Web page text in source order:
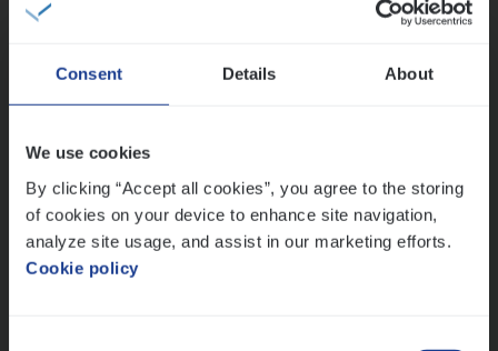
Consent Details About
We use cookies
By clicking “Accept all cookies”, you agree to the storing
of cookies on your device to enhance site navigation,
analyze site usage, and assist in our marketing efforts.
Cookie policy
Claims­hand­ler Fleet
Antwerpen
Busi­ness Mana­ger Mari­ne Cargo
People Management, Sales Management
Antwerpen